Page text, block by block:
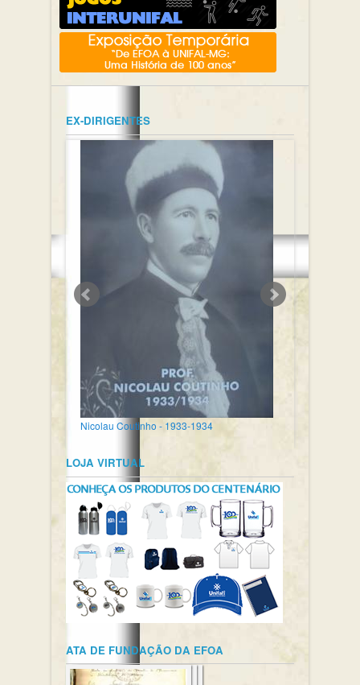
EX-DIRIGENTES
Nicolau Coutinho - 1933-1934
LOJA VIRTUAL
ATA DE FUNDAÇÃO DA EFOA